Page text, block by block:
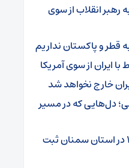
انقلاب از سوی
قطر و پاکستان نداریم
ایران از سوی آمریکا
خارج نخواهد شد
دل‌هایی که در مسیر
۸۰۱ نفر برای حج تمتع ۱۴۰۵ در استان سمنان ثبت